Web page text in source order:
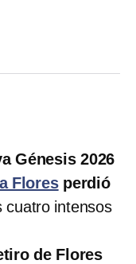
Génesis 2026
Floresperdió
intensos
de Flores